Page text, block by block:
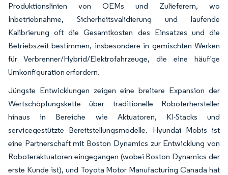
Produktionslinien von OEMs und Zulieferern, wo
Inbetriebnahme, Sicherheitsvalidierung und laufende
Kalibrierung oft die Gesamtkosten des Einsatzes und die
Betriebszeit bestimmen, insbesondere in gemischten Werken
für Verbrenner/Hybrid/Elektrofahrzeuge, die eine häufige
Umkonfiguration erfordern.
Jüngste Entwicklungen zeigen eine breitere Expansion der
Wertschöpfungskette über traditionelle Roboterhersteller
hinaus in Bereiche wie Aktuatoren, KI-Stacks und
servicegestützte Bereitstellungsmodelle. Hyundai Mobis ist
eine Partnerschaft mit Boston Dynamics zur Entwicklung von
Roboteraktuatoren eingegangen (wobei Boston Dynamics der
erste Kunde ist), und Toyota Motor Manufacturing Canada hat